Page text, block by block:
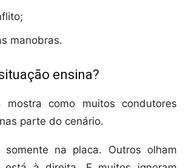
manobras.
ensina?
mostra como muitos condutores
parte do cenário.
somente na placa. Outros olham